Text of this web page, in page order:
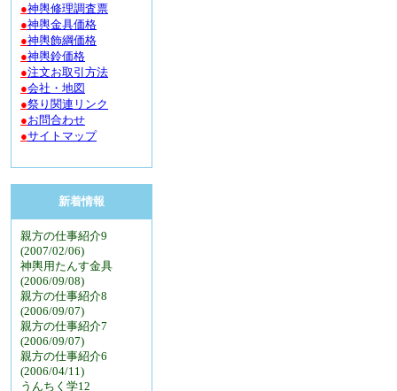
●神輿修理調査票
●神輿金具価格
●神輿飾綱価格
●神輿鈴価格
●注文お取引方法
●会社・地図
●祭り関連リンク
●お問合わせ
●サイトマップ
新着情報
親方の仕事紹介9
(2007/02/06)
神輿用たんす金具
(2006/09/08)
親方の仕事紹介8
(2006/09/07)
親方の仕事紹介7
(2006/09/07)
親方の仕事紹介6
(2006/04/11)
うんちく学12